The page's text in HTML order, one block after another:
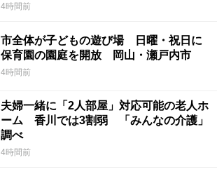
4時間前
市全体が子どもの遊び場 日曜・祝日に
保育園の園庭を開放 岡山・瀬戸内市
4時間前
夫婦一緒に「2人部屋」対応可能の老人ホ
ーム 香川では3割弱 「みんなの介護」
調べ
4時間前